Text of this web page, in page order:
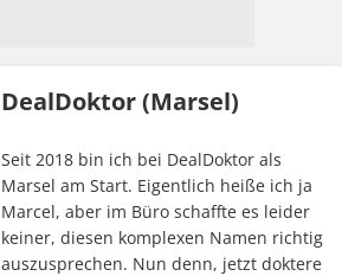
DealDoktor (Marsel)
Seit 2018 bin ich bei DealDoktor als
Marsel am Start. Eigentlich heiße ich ja
Marcel, aber im Büro schaffte es leider
keiner, diesen komplexen Namen richtig
auszusprechen. Nun denn, jetzt doktere